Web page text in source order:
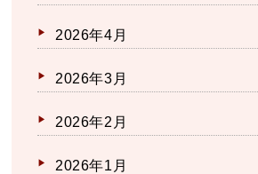
2026年4月
2026年3月
2026年2月
2026年1月